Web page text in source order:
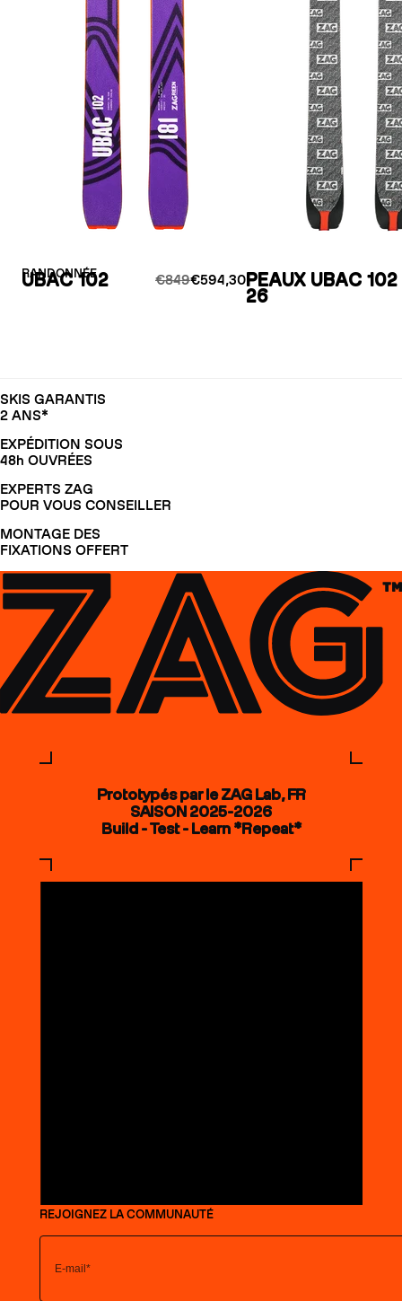
RANDONNÉE
UBAC 102 €849€594,30PEAUX UBAC
26
SKIS GARANTIS
2 ANS*
EXPÉDITION SOUS
48h OUVRÉES
EXPERTS ZAG
POUR VOUS CONSEILLER
MONTAGE DES
FIXATIONS OFFERT
Prototypés par le ZAG Lab, FR
SAISON 2025-2026
Build - Test - Learn *Repeat*
REJOIGNEZ LA COMMUNAUTÉ